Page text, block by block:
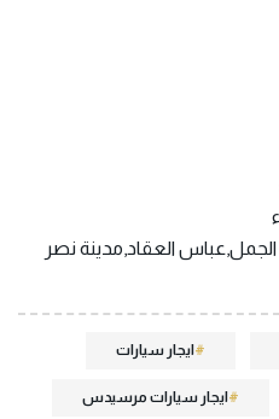
ايجار سيارات
ايجار سيارات مرسيدس